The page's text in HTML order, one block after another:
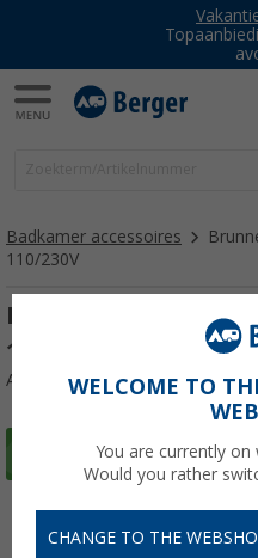
Badkamer accessoires
110/230V
Brunner Sciroque
110/230V
Artikelnr: 296085WELCOME TO
You are currently on
Would you rather
CHANGE TO THE